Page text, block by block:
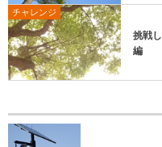
チャレンジ
挑戦
編